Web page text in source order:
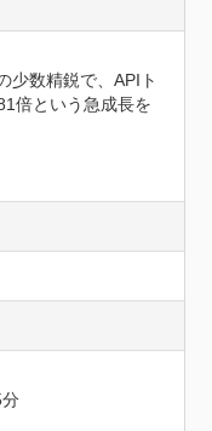
少数精鋭で、APIト
倍という急成長を